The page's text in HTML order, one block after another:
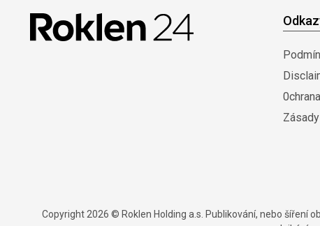
Copyright 2026 © Roklen Holding a.s. Publikování, nebo šíření